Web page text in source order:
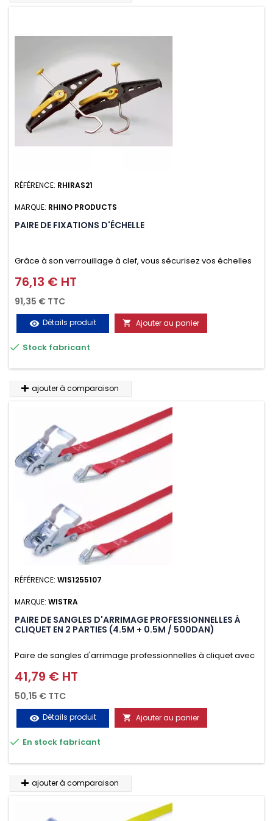
RÉFÉRENCE: RHIRAS21
MARQUE: RHINO PRODUCTS
PAIRE DE FIXATIONS D'ÉCHELLE
Grâce à son verrouillage à clef, vous sécurisez vos échelles
d'un seul geste aussi bien contre le vol que pendant le
transport. Référence vendue par paire.
Prix
76,13 € HT
91,35 € TTC
visibility Détails produit  Ajouter au panier
 Stock fabricant
ajouter à comparaison
RÉFÉRENCE: WIS1255107
MARQUE: WISTRA
PAIRE DE SANGLES D'ARRIMAGE PROFESSIONNELLES À
CLIQUET EN 2 PARTIES (4.5M + 0.5M / 500DAN)
Paire de sangles d'arrimage professionnelles à cliquet avec
crochet en 2 parties (4.5M + 0.5M / 500daN), simple et rapide
d'utilisation. Permet d'arrimer et de sécuriser vos
chargements pendant le transport. Matière polyester très
résistante aux UV et aux variations de températures,
n'absorbe pas l'eau.
Prix
41,79 € HT
50,15 € TTC
visibility Détails produit  Ajouter au panier
 En stock fabricant
ajouter à comparaison